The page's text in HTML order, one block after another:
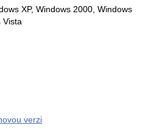
XP, Windows 2000, Windows
Vista
verzi